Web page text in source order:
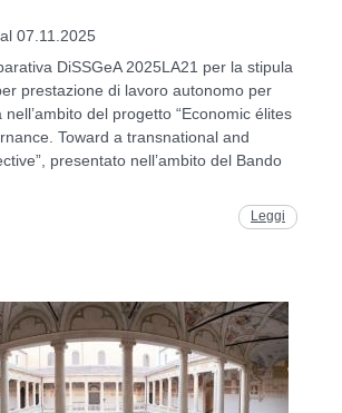
07.11.2025
DiSSGeA 2025LA21 per la stipula
prestazione di lavoro autonomo per
del progetto “Economic élites
Toward a transnational and
presentato nell’ambito del Bando
Leggi